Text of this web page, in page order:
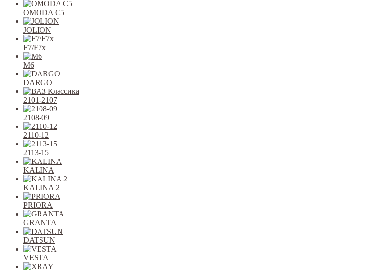
OMODA C5
JOLION
F7/F7x
M6
DARGO
2101-2107
2108-09
2110-12
2113-15
KALINA
KALINA 2
PRIORA
GRANTA
DATSUN
VESTA